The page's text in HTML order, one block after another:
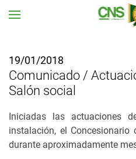
19/01/2018
Comunicado /
Salón social
Iniciadas las actuaciones
instalación, el Concesionario
durante aproximadamente